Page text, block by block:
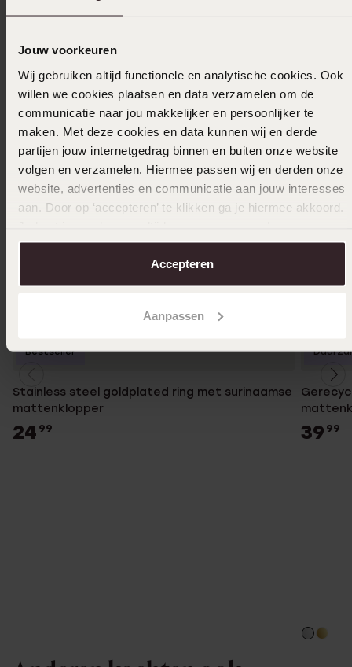
Jouw voorkeuren
Wij gebruiken altijd functionele en analytische cookies. Ook
willen we cookies plaatsen en data verzamelen om de
communicatie naar jou makkelijker en persoonlijker te
maken. Met deze cookies en data kunnen wij en derde
partijen jouw internetgedrag binnen en buiten onze website
volgen en verzamelen. Hiermee passen wij en derden onze
website, advertenties en communicatie aan jouw interesses
aan. Door op ‘accepteren’ te klikken ga je hiermee akkoord.
over in onscookiebeleid.
Accepteren
Aanpassen
Ook leuk voor jou
Stainless steel goldplated ring met surinaamse
mattenklopper
24 99
Bestseller
39 99